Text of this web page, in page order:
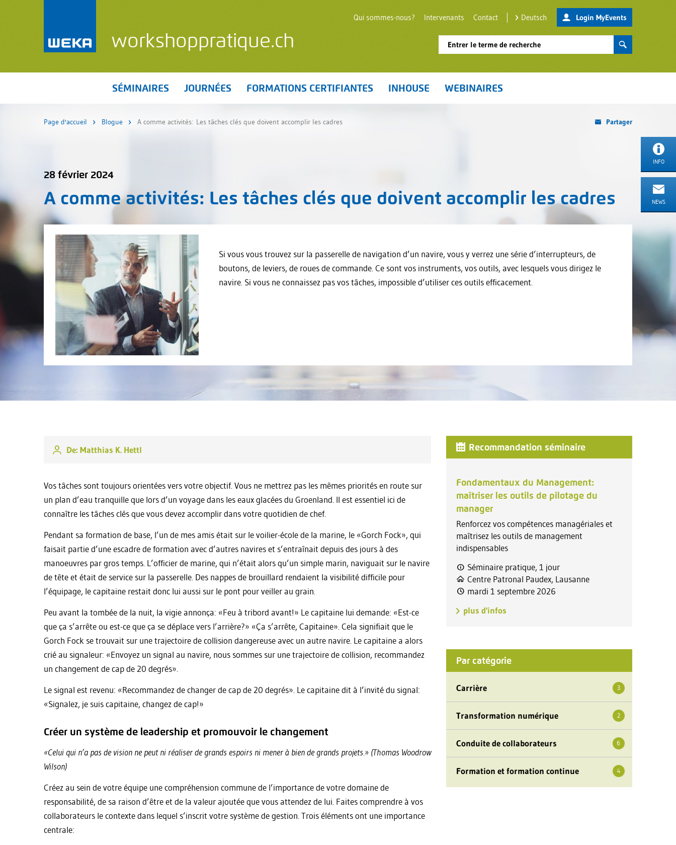
workshoppratique.ch
Login MyEvents
Qui sommes-nous? Intervenants Contact Deutsch
SÉMINAIRES JOURNÉES FORMATIONS CERTIFIANTES INHOUSE WEBINAIRES
Page d'accueil Blogue A comme activités: Les tâches clés que doivent accomplir les cadres Partager
28 février 2024
A comme activités: Les tâches clés que doivent accomplir les cadres
Si vous vous trouvez sur la passerelle de navigation d’un navire, vous y verrez une série d’interrupteurs, de
boutons, de leviers, de roues de commande. Ce sont vos instruments, vos outils, avec lesquels vous dirigez le
navire. Si vous ne connaissez pas vos tâches, impossible d’utiliser ces outils efficacement.
De: Matthias K. Hettl
Vos tâches sont toujours orientées vers votre objectif. Vous ne mettrez pas les mêmes priorités en route sur
un plan d’eau tranquille que lors d’un voyage dans les eaux glacées du Groenland. Il est essentiel ici de
connaître les tâches clés que vous devez accomplir dans votre quotidien de chef.
Pendant sa formation de base, l’un de mes amis était sur le voilier-école de la marine, le «Gorch Fock», qui
faisait partie d’une escadre de formation avec d’autres navires et s’entraînait depuis des jours à des
manoeuvres par gros temps. L’officier de marine, qui n’était alors qu’un simple marin, naviguait sur le navire
de tête et était de service sur la passerelle. Des nappes de brouillard rendaient la visibilité difficile pour
l’équipage, le capitaine restait donc lui aussi sur le pont pour veiller au grain.
Peu avant la tombée de la nuit, la vigie annonça: «Feu à tribord avant!» Le capitaine lui demande: «Est-ce
que ça s’arrête ou est-ce que ça se déplace vers l’arrière?» «Ça s’arrête, Capitaine». Cela signifiait que le
Gorch Fock se trouvait sur une trajectoire de collision dangereuse avec un autre navire. Le capitaine a alors
crié au signaleur: «Envoyez un signal au navire, nous sommes sur une trajectoire de collision, recommandez
un changement de cap de 20 degrés».
Le signal est revenu: «Recommandez de changer de cap de 20 degrés». Le capitaine dit à l’invité du signal:
«Signalez, je suis capitaine, changez de cap!»
Créer un système de leadership et promouvoir le changement
«Celui qui n’a pas de vision ne peut ni réaliser de grands espoirs ni mener à bien de grands projets.» (Thomas Woodrow
Wilson)
Créez au sein de votre équipe une compréhension commune de l’importance de votre domaine de
responsabilité, de sa raison d’être et de la valeur ajoutée que vous attendez de lui. Faites comprendre à vos
collaborateurs le contexte dans lequel s’inscrit votre système de gestion. Trois éléments ont une importance
centrale:
Recommandation séminaire
Fondamentaux du Management:
maîtriser les outils de pilotage du
manager
Renforcez vos compétences managériales et
maîtrisez les outils de management
indispensables
Séminaire pratique, 1 jour
Centre Patronal Paudex, Lausanne
mardi 1 septembre 2026
plus d'infos
Par catégorie
Carrière 3
Transformation numérique 2
Conduite de collaborateurs 6
Formation et formation continue 4
INFO
NEWS